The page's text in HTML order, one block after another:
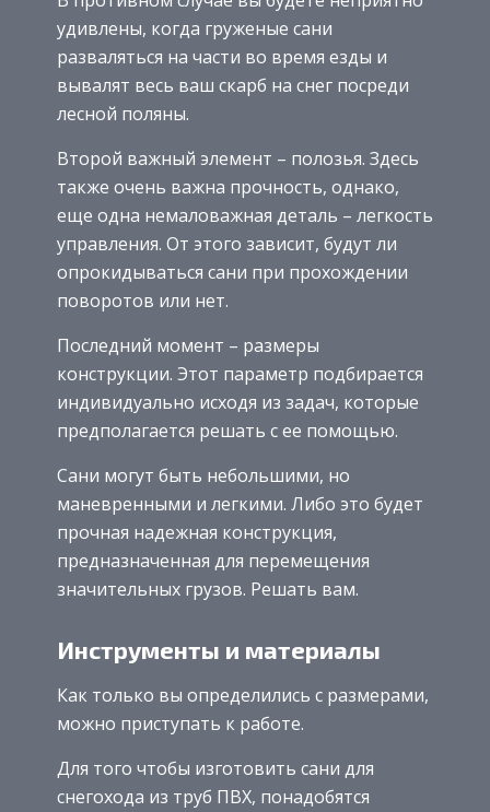
удивлены, когда груженые сани
разваляться на части во время езды и
вывалят весь ваш скарб на снег посреди
лесной поляны.
Второй важный элемент – полозья. Здесь
также очень важна прочность, однако,
еще одна немаловажная деталь – легкость
управления. От этого зависит, будут ли
опрокидываться сани при прохождении
поворотов или нет.
Последний момент – размеры
конструкции. Этот параметр подбирается
индивидуально исходя из задач, которые
предполагается решать с ее помощью.
Сани могут быть небольшими, но
маневренными и легкими. Либо это будет
прочная надежная конструкция,
предназначенная для перемещения
значительных грузов. Решать вам.
Инструменты и материалы
Как только вы определились с размерами,
можно приступать к работе.
Для того чтобы изготовить сани для
снегохода из труб ПВХ, понадобятся